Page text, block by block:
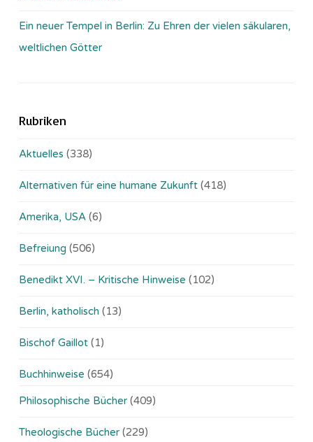
Ein neuer Tempel in Berlin: Zu Ehren der vielen säkularen,
weltlichen Götter
Rubriken
Aktuelles (338)
Alternativen für eine humane Zukunft (418)
Amerika, USA (6)
Befreiung (506)
Benedikt XVI. – Kritische Hinweise (102)
Berlin, katholisch (13)
Bischof Gaillot (1)
Buchhinweise (654)
Philosophische Bücher (409)
Theologische Bücher (229)